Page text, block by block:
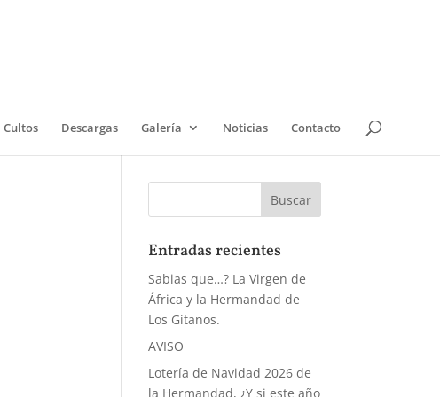
Cultos Descargas Galería Noticias Contacto
Entradas recientes
Sabias que…? La Virgen de
África y la Hermandad de
Los Gitanos.
AVISO
Lotería de Navidad 2026 de
la Hermandad, ¿Y si este año